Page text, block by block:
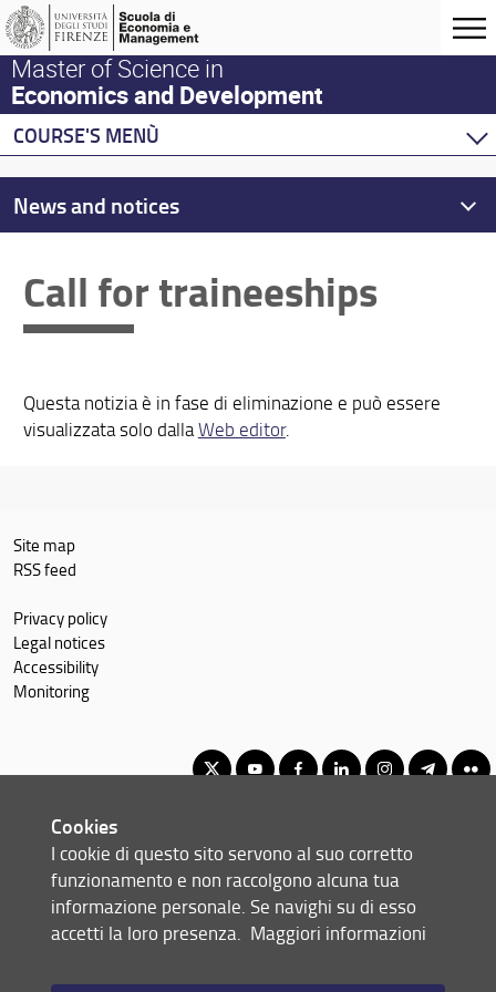
Master of Science in
Economics and Development
COURSE'S MENÙ
Home
Master Program
Development Economics
Economics
Behavioural Economics
Double Degree Programs
Call for traineeships
Questa notizia è in fase di eliminazione e può essere
visualizzata solo dallaWeb editor.
News and notices
Site map
RSS feed
Privacy policy
Legal notices
Accessibility
Monitoring
© Copyright 2012-2026 Università degli Studi di Firenze UNIFI
P.IVA/Cod.Fis 01279680480
Via delle Pandette, 32 - 50127 Firenze (FI)
Cookies
I cookie di questo sito servono al suo corretto
funzionamento e non raccolgono alcuna tua
informazione personale. Se navighi su di esso
accetti la loro presenza. Maggiori informazioni